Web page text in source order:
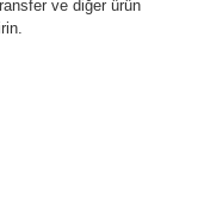
ve diğer ürün